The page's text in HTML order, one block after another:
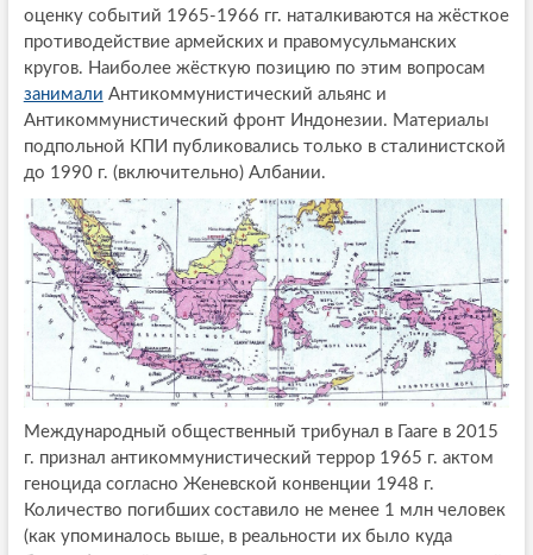
оценку событий 1965-1966 гг. наталкиваются на жёсткое
противодействие армейских и правомусульманских
кругов. Наиболее жёсткую позицию по этим вопросам
занимали Антикоммунистический альянс и
Антикоммунистический фронт Индонезии. Материалы
подпольной КПИ публиковались только в сталинистской
до 1990 г. (включительно) Албании.
Международный общественный трибунал в Гааге в 2015
г. признал антикоммунистический террор 1965 г. актом
геноцида согласно Женевской конвенции 1948 г.
Количество погибших составило не менее 1 млн человек
(как упоминалось выше, в реальности их было куда